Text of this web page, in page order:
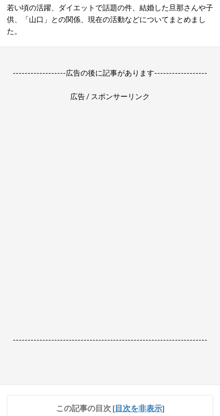
若い頃の活躍、ダイエットで話題の件、結婚した旦那さんや子
供、「山口」との関係、現在の活動などについてまとめまし
た。
------------------広告の後に記事があります------------------
広告 / スポンサーリンク
------------------------------------------------------------------
この記事の目次 [目次を非表示]